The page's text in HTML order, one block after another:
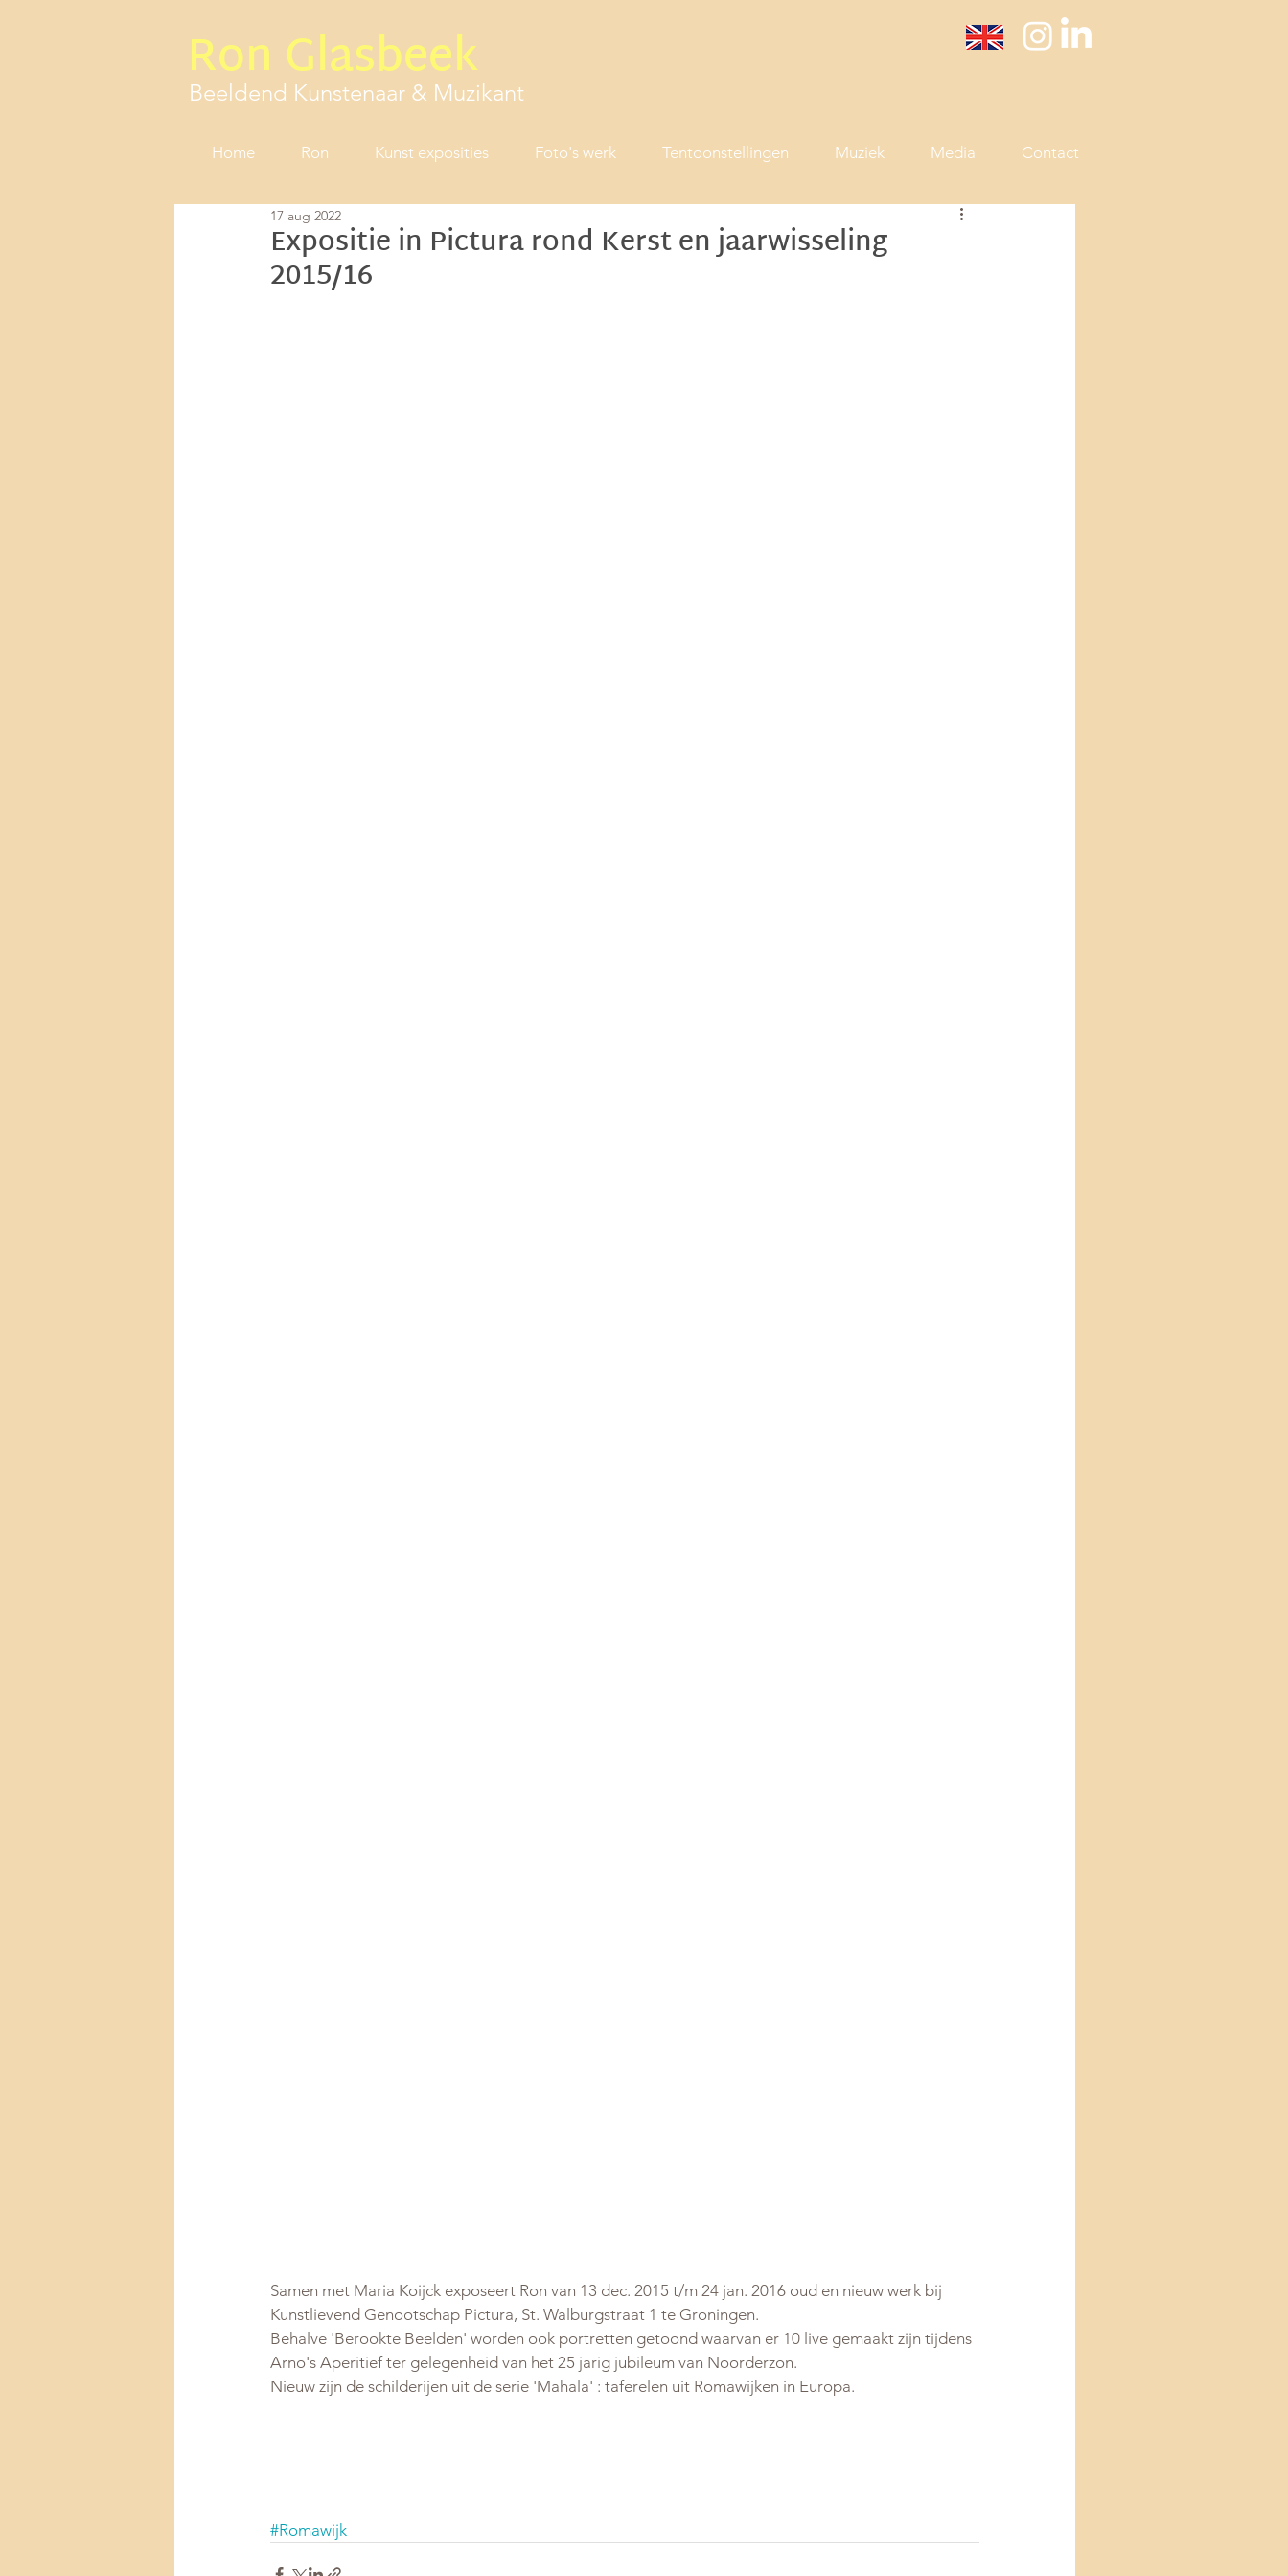
Ron Glasbeek
Beeldend Kunstenaar & Muzikant
Home Ron Kunst exposities Foto's werk Tentoonstellingen Muziek Media Contact
Expositie in Pictura rond Kerst en jaarwisseling
2015/16
17 aug 2022
Samen met Maria Koijck exposeert Ron van 13 dec. 2015 t/m 24 jan. 2016 oud en nieuw werk bij
Kunstlievend Genootschap Pictura, St. Walburgstraat 1 te Groningen.
Behalve 'Berookte Beelden' worden ook portretten getoond waarvan er 10 live gemaakt zijn tijdens
Arno's Aperitief ter gelegenheid van het 25 jarig jubileum van Noorderzon.
Nieuw zijn de schilderijen uit de serie 'Mahala' : taferelen uit Romawijken in Europa.
#Romawijk